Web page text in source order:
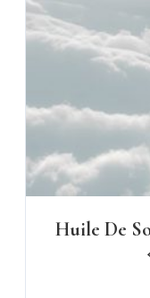
Huile De